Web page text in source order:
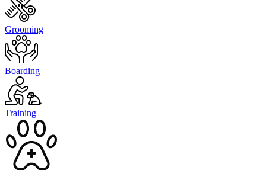
Grooming
Boarding
Training